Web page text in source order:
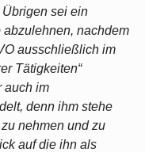
sei ein
nachdem
ausschließlich im
Tätigkeiten“
auch im
denn ihm stehe
nehmen und zu
auf die ihn als